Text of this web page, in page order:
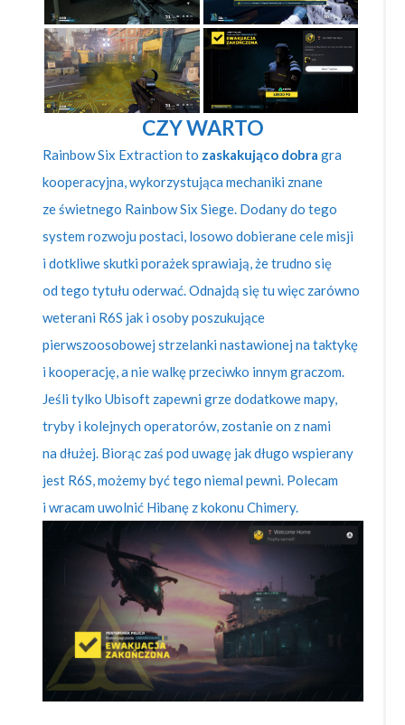
CZY WARTO
Rainbow Six Extraction to zaskakująco dobra gra
kooperacyjna, wykorzystująca mechaniki znane
ze świetnego Rainbow Six Siege. Dodany do tego
system rozwoju postaci, losowo dobierane cele misji
i dotkliwe skutki porażek sprawiają, że trudno się
od tego tytułu oderwać. Odnajdą się tu więc zarówno
weterani R6S jak i osoby poszukujące
pierwszoosobowej strzelanki nastawionej na taktykę
i kooperację, a nie walkę przeciwko innym graczom.
Jeśli tylko Ubisoft zapewni grze dodatkowe mapy,
tryby i kolejnych operatorów, zostanie on z nami
na dłużej. Biorąc zaś pod uwagę jak długo wspierany
jest R6S, możemy być tego niemal pewni. Polecam
i wracam uwolnić Hibanę z kokonu Chimery.